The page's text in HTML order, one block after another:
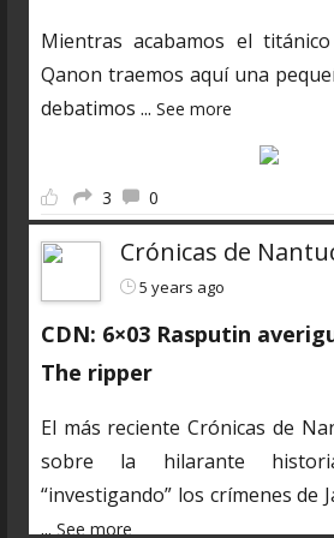
Mientras acabamos el
Qanon traemos aquí una
debatimos ... See more
3 0
Crónicas de
5 years ago
CDN: 6×03 Rasputin
The ripper
El más reciente Crónicas de
sobre la hilarante
“investigando” los crímenes de
...See more